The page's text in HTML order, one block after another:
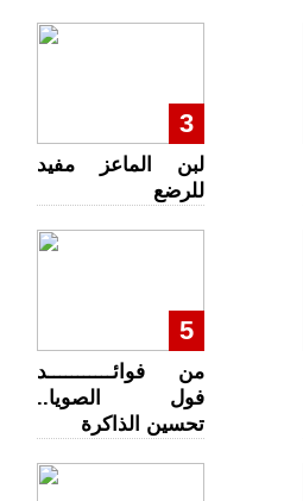
3
لبن الماعز مفيد
للرضع
5
من فوائـــــــــــد
فول الصويا..
تحسين الذاكرة